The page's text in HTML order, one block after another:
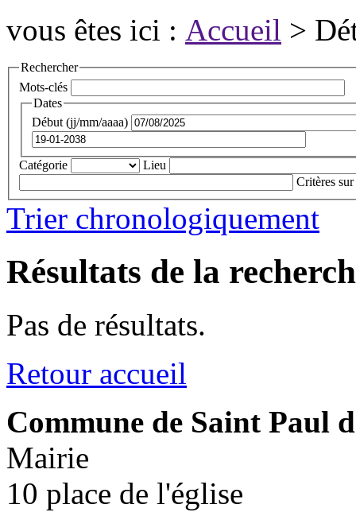
vous êtes ici : Accueil >
Rechercher
Mots-clés
Dates
Début (jj/mm/aaaa)
Catégorie
Lieu
Critères sur
Trier chronologiquement
Résultats de la
Pas de résultats.
Retour accueil
Commune de Saint Paul
Mairie
10 place de l'église